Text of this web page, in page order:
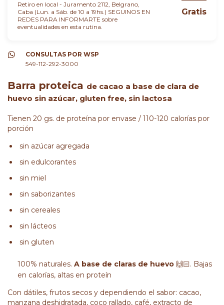
Retiro en local - Juramento 2112, Belgrano,
Caba (Lun. a Sáb. de 10 a 19hs.) SEGUINOS EN
REDES PARA INFORMARTE sobre
eventualidades en esta rutina.
Gratis
CONSULTAS POR WSP
549-112-292-3000
Barra proteica de cacao a base de clara de
huevo sin azúcar, gluten free, sin lactosa
Tienen 20 gs. de proteína por envase / 110-120 calorías por
porción
sin azúcar agregada
sin edulcorantes
sin miel
sin saborizantes
sin cereales
sin lácteos
sin gluten
100% naturales. A base de claras de huevo 🙌🏻. Bajas
en calorías, altas en proteín
Con dátiles, frutos secos y dependiendo el sabor: cacao,
manzana deshidratada, coco rallado, café, extracto de